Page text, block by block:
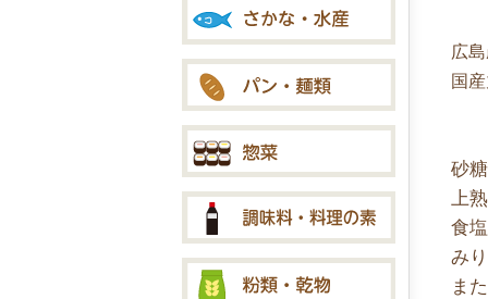
広
国
砂
上
食
み
ま